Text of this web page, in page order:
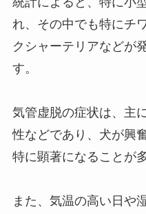
れ、その中でも特にチ
クシャーテリアなどが
す。
気管虚脱の症状は、主
性などであり、犬が興
特に顕著になることが
また、気温の高い日や